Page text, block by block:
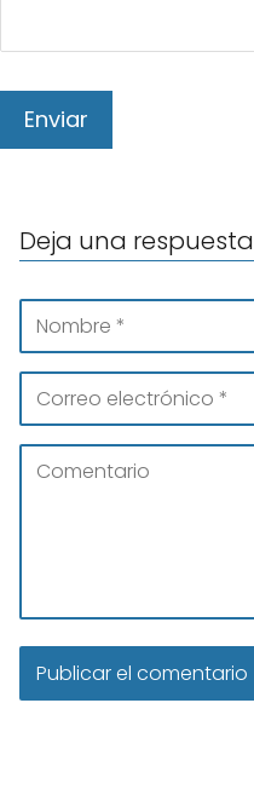
Deja una respuesta